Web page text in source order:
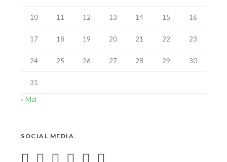
10 11 12 13 14 15 16
17 18 19 20 21 22 23
24 25 26 27 28 29 30
31
« Mai
SOCIAL MEDIA